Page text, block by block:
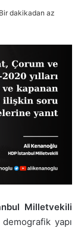
Bir dakikadan az
Milletvekili
yapı